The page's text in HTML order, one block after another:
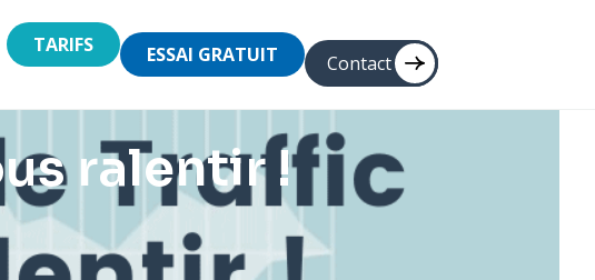
TARIFS ESSAI GRATUIT Contact
ralentir !